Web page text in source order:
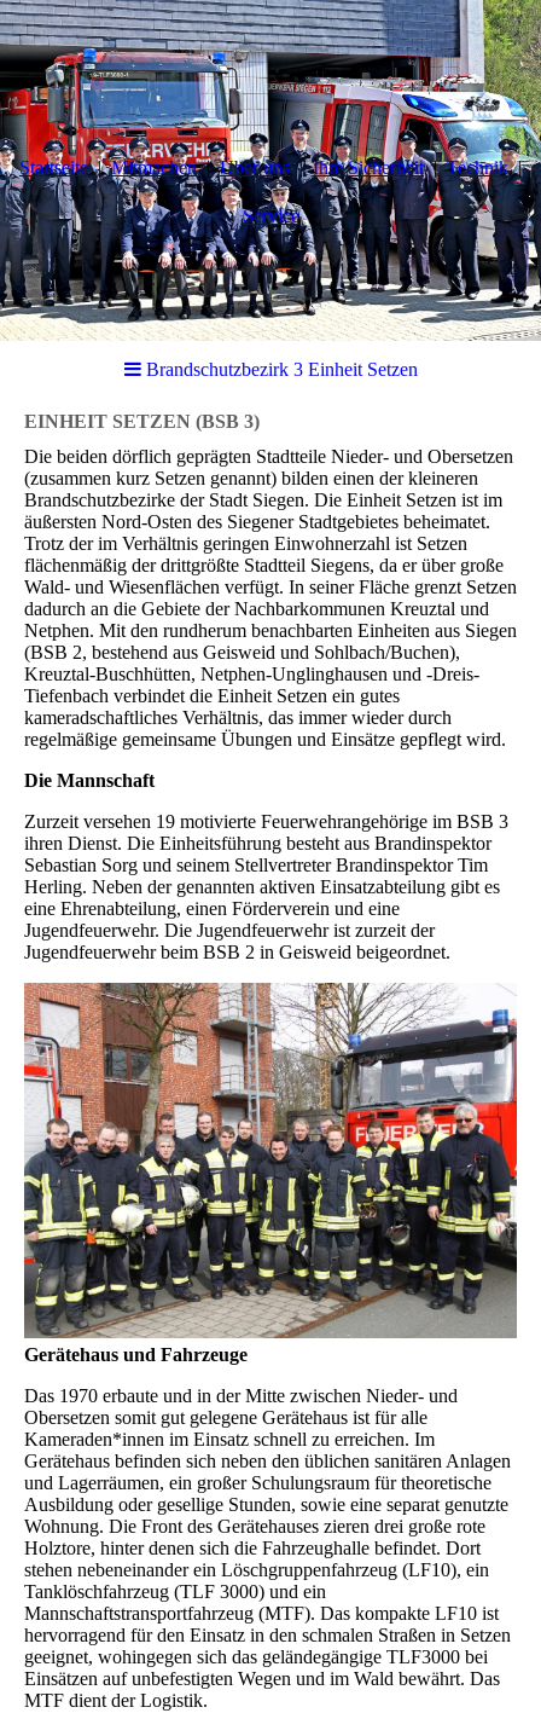
Startseite Mitmachen Über uns Ihre Sicherheit Technik
Service
Brandschutzbezirk 3 Einheit Setzen
EINHEIT SETZEN (BSB 3)
Die beiden dörflich geprägten Stadtteile Nieder- und Obersetzen
(zusammen kurz Setzen genannt) bilden einen der kleineren
Brandschutzbezirke der Stadt Siegen. Die Einheit Setzen ist im
äußersten Nord-Osten des Siegener Stadtgebietes beheimatet.
Trotz der im Verhältnis geringen Einwohnerzahl ist Setzen
flächenmäßig der drittgrößte Stadtteil Siegens, da er über große
Wald- und Wiesenflächen verfügt. In seiner Fläche grenzt Setzen
dadurch an die Gebiete der Nachbarkommunen Kreuztal und
Netphen. Mit den rundherum benachbarten Einheiten aus Siegen
(BSB 2, bestehend aus Geisweid und Sohlbach/Buchen),
Kreuztal-Buschhütten, Netphen-Unglinghausen und -Dreis-
Tiefenbach verbindet die Einheit Setzen ein gutes
kameradschaftliches Verhältnis, das immer wieder durch
regelmäßige gemeinsame Übungen und Einsätze gepflegt wird.
Die Mannschaft
Zurzeit versehen 19 motivierte Feuerwehrangehörige im BSB 3
ihren Dienst. Die Einheitsführung besteht aus Brandinspektor
Sebastian Sorg und seinem Stellvertreter Brandinspektor Tim
Herling. Neben der genannten aktiven Einsatzabteilung gibt es
eine Ehrenabteilung, einen Förderverein und eine
Jugendfeuerwehr. Die Jugendfeuerwehr ist zurzeit der
Jugendfeuerwehr beim BSB 2 in Geisweid beigeordnet.
Gerätehaus und Fahrzeuge
Das 1970 erbaute und in der Mitte zwischen Nieder- und
Obersetzen somit gut gelegene Gerätehaus ist für alle
Kameraden*innen im Einsatz schnell zu erreichen. Im
Gerätehaus befinden sich neben den üblichen sanitären Anlagen
und Lagerräumen, ein großer Schulungsraum für theoretische
Ausbildung oder gesellige Stunden, sowie eine separat genutzte
Wohnung. Die Front des Gerätehauses zieren drei große rote
Holztore, hinter denen sich die Fahrzeughalle befindet. Dort
stehen nebeneinander ein Löschgruppenfahrzeug (LF10), ein
Tanklöschfahrzeug (TLF 3000) und ein
Mannschaftstransportfahrzeug (MTF). Das kompakte LF10 ist
hervorragend für den Einsatz in den schmalen Straßen in Setzen
geeignet, wohingegen sich das geländegängige TLF3000 bei
Einsätzen auf unbefestigten Wegen und im Wald bewährt. Das
MTF dient der Logistik.